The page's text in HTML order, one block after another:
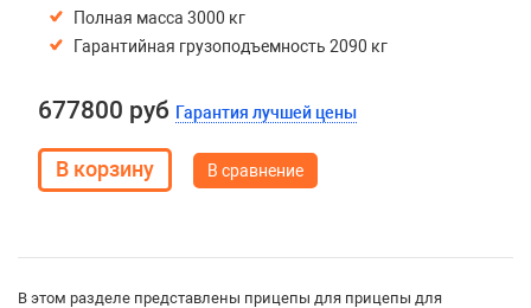
Полная масса 3000 кг
Гарантийная грузоподъемность 2090 кг
677800 руб Гарантия лучшей цены
В сравнение
В этом разделе представлены прицепы для прицепы для